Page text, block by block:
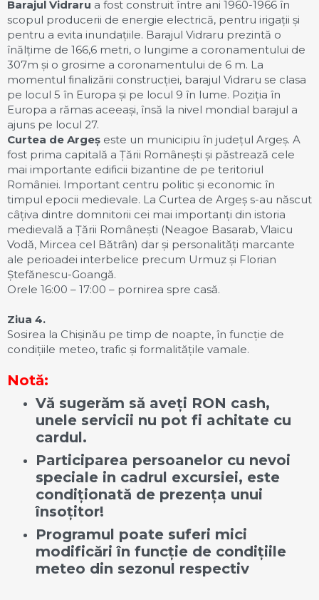
Barajul Vidraru a fost construit între ani 1960-1966 în
scopul producerii de energie electrică, pentru irigații și
pentru a evita inundațiile. Barajul Vidraru prezintă o
înălțime de 166,6 metri, o lungime a coronamentului de
307m și o grosime a coronamentului de 6 m. La
momentul finalizării construcției, barajul Vidraru se clasa
pe locul 5 în Europa și pe locul 9 în lume. Poziția în
Europa a rămas aceeași, însă la nivel mondial barajul a
ajuns pe locul 27.
Curtea de Argeș este un municipiu în județul Argeș. A
fost prima capitală a Țării Românești și păstrează cele
mai importante edificii bizantine de pe teritoriul
României. Important centru politic și economic în
timpul epocii medievale. La Curtea de Argeș s-au născut
câțiva dintre domnitorii cei mai importanți din istoria
medievală a Țării Românești (Neagoe Basarab, Vlaicu
Vodă, Mircea cel Bătrân) dar și personalități marcante
ale perioadei interbelice precum Urmuz și Florian
Ștefănescu-Goangă.
Orele 16:00 – 17:00 – pornirea spre casă.
Ziua 4.
Sosirea la Chișinău pe timp de noapte, în funcție de
condițiile meteo, trafic și formalitățile vamale.
Notă:
Vă sugerăm să aveți RON cash,
unele servicii nu pot fi achitate cu
cardul.
Participarea persoanelor cu nevoi
speciale in cadrul excursiei, este
condiționată de prezența unui
însoțitor!
Programul poate suferi mici
modificări în funcție de condițiile
meteo din sezonul respectiv